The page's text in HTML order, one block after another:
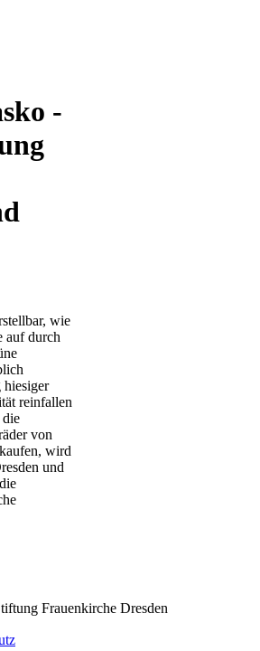
-
wie
auf durch
hiesiger
reinfallen
die
von
wird
und
Frauenkirche Dresden